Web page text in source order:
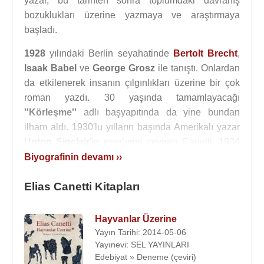
bozuklukları üzerine yazmaya ve araştırmaya
başladı.
1928 yılındaki Berlin seyahatinde Bertolt Brecht,
Isaak Babel ve George Grosz ile tanıştı. Onlardan
da etkilenerek insanın çılgınlıkları üzerine bir çok
roman yazdı. 30 yaşında tamamlayacağı
''Körleşme'' adlı başyapıtında da yine bundan
ilham aldı. 1930'lu yılların başında Amerikalı yazar
yılında kendisi gibi yazar olan
Komedisi''isimli iki tiyatro oyunu yazdı. ''Kibir
olarak görüldü.
"insanın sevdiği, güzel yüz değil,
Biyografinin devamı ››
Elias Canetti Kitapları
Hayvanlar Üzerine
Yayın Tarihi: 2014-05-06
Yayınevi: SEL YAYINLARI
Edebiyat » Deneme (çeviri)